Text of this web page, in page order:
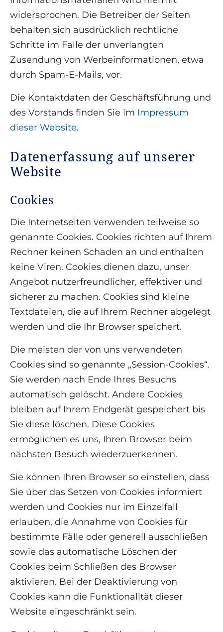
widersprochen. Die Betreiber der Seiten
behalten sich ausdrücklich rechtliche
Schritte im Falle der unverlangten
Zusendung von Werbeinformationen, etwa
durch Spam-E-Mails, vor.
Die Kontaktdaten der Geschäftsführung und
des Vorstands finden Sie im Impressum
dieser Website.
Datenerfassung auf unserer
Website
Cookies
Die Internetseiten verwenden teilweise so
genannte Cookies. Cookies richten auf Ihrem
Rechner keinen Schaden an und enthalten
keine Viren. Cookies dienen dazu, unser
Angebot nutzerfreundlicher, effektiver und
sicherer zu machen. Cookies sind kleine
Textdateien, die auf Ihrem Rechner abgelegt
werden und die Ihr Browser speichert.
Die meisten der von uns verwendeten
Cookies sind so genannte „Session-Cookies“.
Sie werden nach Ende Ihres Besuchs
automatisch gelöscht. Andere Cookies
bleiben auf Ihrem Endgerät gespeichert bis
Sie diese löschen. Diese Cookies
ermöglichen es uns, Ihren Browser beim
nächsten Besuch wiederzuerkennen.
Sie können Ihren Browser so einstellen, dass
Sie über das Setzen von Cookies informiert
werden und Cookies nur im Einzelfall
erlauben, die Annahme von Cookies für
bestimmte Fälle oder generell ausschließen
sowie das automatische Löschen der
Cookies beim Schließen des Browser
aktivieren. Bei der Deaktivierung von
Cookies kann die Funktionalität dieser
Website eingeschränkt sein.